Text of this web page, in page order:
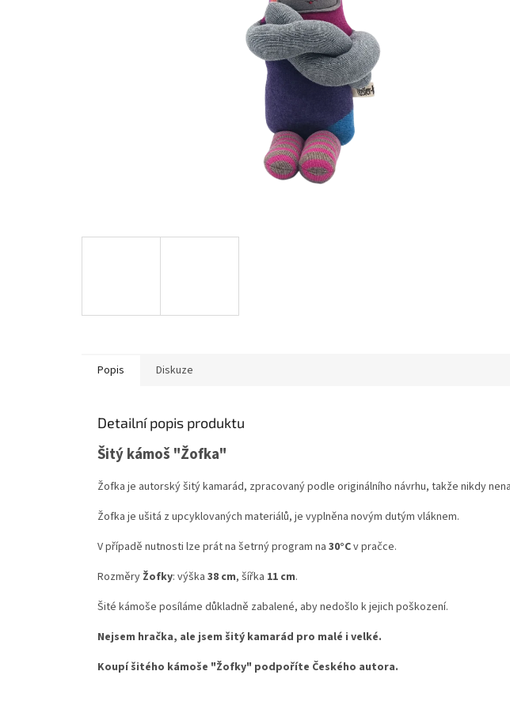
Popis Diskuze
Detailní popis produktu
Šitý kámoš "Žofka"
Žofka je autorský šitý kamarád, zpracovaný podle originálního návrhu, takže nikdy
Žofka je ušitá z upcyklovaných materiálů, je vyplněna novým dutým vláknem.
V případě nutnosti lze prát na šetrný program na 30°Cv pračce.
Rozměry Žofky: výška 38 cm, šířka 11 cm.
Šité kámoše posíláme důkladně zabalené, aby nedošlo k jejich poškození.
Nejsem hračka, ale jsem šitý kamarád pro malé i velké.
Koupí šitého kámoše "Žofky" podpoříte Českého autora.